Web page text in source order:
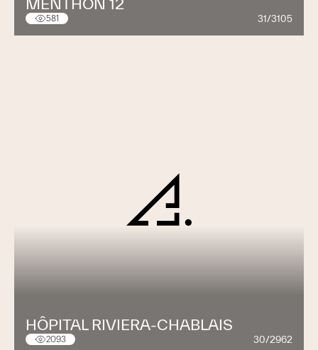
MENTHON 12
581 31/3105
HÔPITAL RIVIERA-CHABLAIS
2093 30/2962